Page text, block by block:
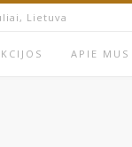
Lietuva
APIE MUS